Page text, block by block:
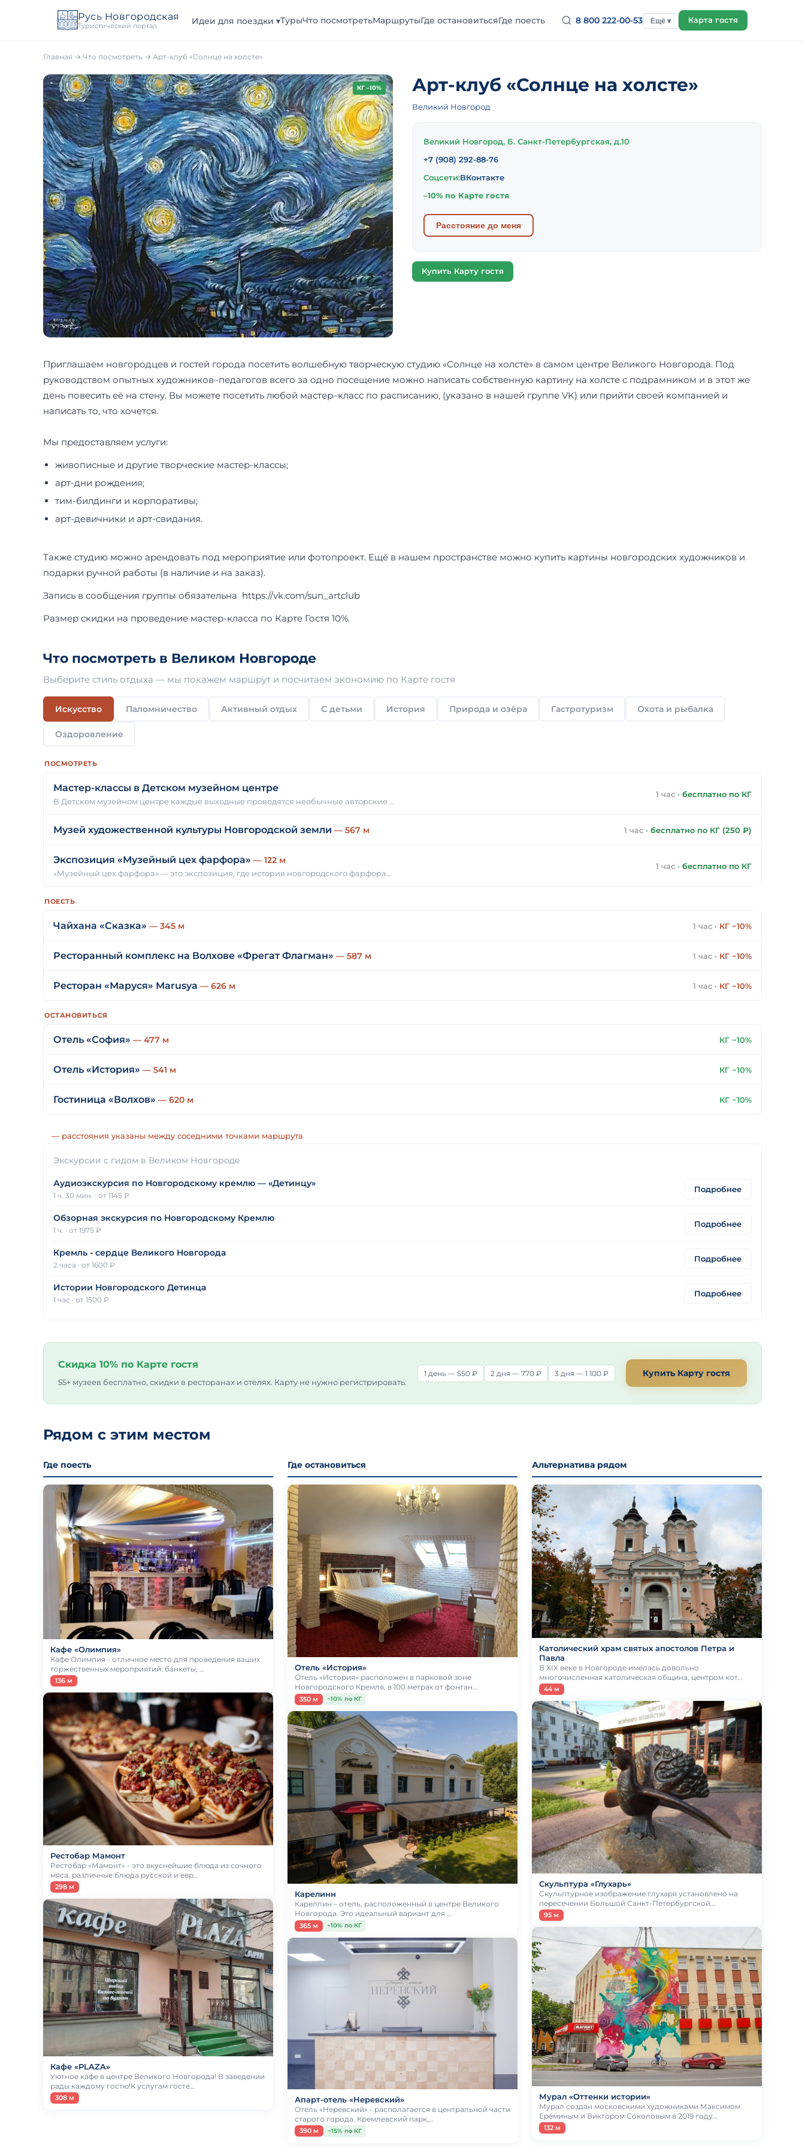
Русь Новгородская
Туристический портал
Идеи для поездки ▾ТурыЧто посмотретьМаршрутыГде остановитьсяГде поесть 8 800 222-00-53 Ещё ▾ Карта гостя
Главная → Что посмотреть → Арт-клуб «Солнце на холсте»
КГ –10% Арт-клуб «Солнце на холсте»
Великий Новгород
Великий Новгород, Б. Санкт-Петербургская, д.10
+7 (908) 292-88-76
Соцсети:ВКонтакте
–10% по Карте гостя
Расстояние до меня
Купить Карту гостя
Приглашаем новгородцев и гостей города посетить волшебную творческую студию «Солнце на холсте» в самом центре Великого Новгорода. Под
руководством опытных художников–педагогов всего за одно посещение можно написать собственную картину на холсте с подрамником и в этот же
день повесить её на стену. Вы можете посетить любой мастер–класс по расписанию, (указано в нашей группе VK) или прийти своей компанией и
написать то, что хочется.
Мы предоставляем услуги:
живописные и другие творческие мастер-классы;
арт-дни рождения;
тим-билдинги и корпоративы;
арт-девичники и арт-свидания.
Также студию можно арендовать под мероприятие или фотопроект. Ещё в нашем пространстве можно купить картины новгородских художников и
подарки ручной работы (в наличие и на заказ).
Запись в сообщения группы обязательна https://vk.com/sun_artclub
Размер скидки на проведение мастер-класса по Карте Гостя 10%.
Что посмотреть в Великом Новгороде
Выберите стиль отдыха — мы покажем маршрут и посчитаем экономию по Карте гостя
Искусство Паломничество Активный отдых С детьми История Природа и озёра Гастротуризм Охота и рыбалка
Оздоровление
ПОСМОТРЕТЬ
Мастер-классы в Детском музейном центре
В Детском музейном центре каждые выходные проводятся необычные авторские …
1 час · бесплатно по КГ
Музей художественной культуры Новгородской земли — 567 м 1 час · бесплатно по КГ (250 ₽)
Экспозиция «Музейный цех фарфора» — 122 м
«Музейный цех фарфора» — это экспозиция, где история новгородского фарфора…
1 час · бесплатно по КГ
ПОЕСТЬ
Чайхана «Сказка» — 345 м 1 час · КГ −10%
Ресторанный комплекс на Волхове «Фрегат Флагман» — 587 м 1 час · КГ −10%
Ресторан «Маруся» Marusya — 626 м 1 час · КГ −10%
ОСТАНОВИТЬСЯ
Отель «София» — 477 м КГ −10%
Отель «История» — 541 м КГ −10%
Гостиница «Волхов» — 620 м КГ −10%
— расстояния указаны между соседними точками маршрута
Экскурсии с гидом в Великом Новгороде
Аудиоэкскурсия по Новгородскому кремлю — «Детинцу»
1 ч. 30 мин. · от 1145 ₽
Подробнее
Обзорная экскурсия по Новгородскому Кремлю
1 ч. · от 1975 ₽
Подробнее
Кремль - сердце Великого Новгорода
2 часа · от 1600 ₽
Подробнее
Истории Новгородского Детинца
1 час · от 1500 ₽
Подробнее
Скидка 10% по Карте гостя
55+ музеев бесплатно, скидки в ресторанах и отелях. Карту не нужно регистрировать.
1 день — 550 ₽ 2 дня — 770 ₽ 3 дня — 1 100 ₽ Купить Карту гостя
Рядом с этим местом
Где поесть
Кафе «Олимпия»
Кафе Олимпия - отличное место для проведения ваших
торжественных мероприятий: банкеты, …
136 м
Рестобар Мамонт
Рестобар «Мамонт» - это вкуснейшие блюда из сочного
мяса, различные блюда русской и евр…
298 м
Кафе «PLAZA»
Уютное кафе в центре Великого Новгорода! В заведении
рады каждому гостю!К услугам госте…
308 м
Где остановиться
Отель «История»
Отель «История» расположен в парковой зоне
Новгородского Кремля, в 100 метрах от фонтан…
350 м −10% по КГ
Карелинн
Кареллин – отель, расположенный в центре Великого
Новгорода. Это идеальный вариант для …
365 м −10% по КГ
Апарт-отель «Неревский»
Отель «Неревский» - располагается в центральной части
старого города. Кремлевский парк,…
390 м −15% по КГ
Альтернатива рядом
Католический храм святых апостолов Петра и
Павла
В XIX веке в Новгороде имелась довольно
многочисленная католическая община, центром кот…
44 м
Скульптура «Глухарь»
Скульптурное изображение глухаря установлено на
пересечении Большой Санкт-Петербургской…
95 м
Мурал «Оттенки истории»
Мурал создан московскими художниками Максимом
Ерёминым и Виктором Соколовым в 2019 году…
132 м